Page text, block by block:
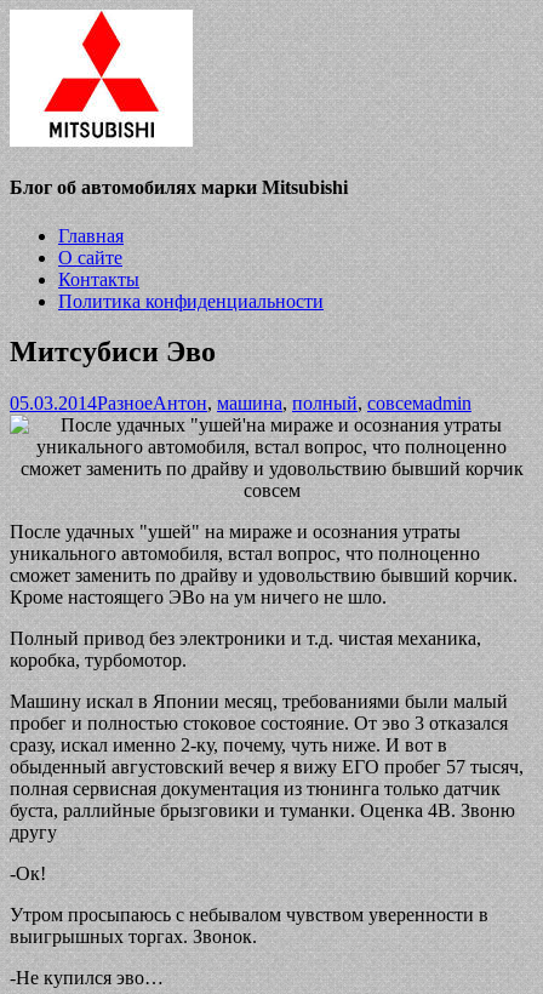
Блог об автомобилях марки Mitsubishi
Главная
О сайте
Контакты
Политика конфиденциальности
Митсубиси Эво
05.03.2014РазноеАнтон,машина, полный, совсемadmin
После удачных "ушей" на мираже и осознания утраты
уникального автомобиля, встал вопрос, что полноценно
сможет заменить по драйву и удовольствию бывший корчик.
Кроме настоящего ЭВо на ум ничего не шло.
Полный привод без электроники и т.д. чистая механика,
коробка, турбомотор.
Машину искал в Японии месяц, требованиями были малый
пробег и полностью стоковое состояние. От эво 3 отказался
сразу, искал именно 2-ку, почему, чуть ниже. И вот в
обыденный августовский вечер я вижу ЕГО пробег 57 тысяч,
полная сервисная документация из тюнинга только датчик
буста, раллийные брызговики и туманки. Оценка 4B. Звоню
другу
-Ок!
Утром просыпаюсь с небывалом чувством уверенности в
выигрышных торгах. Звонок.
-Не купился эво…